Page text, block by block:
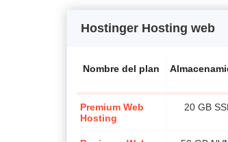
Hostinger Hosting web
Nombre del plan
Premium Web
Hosting
20 GB